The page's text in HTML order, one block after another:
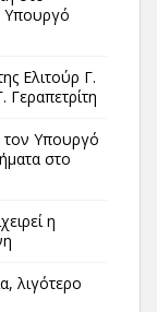
Υπουργό
Ελιτούρ Γ.
τον Υπουργό
στο
η
λιγότερο